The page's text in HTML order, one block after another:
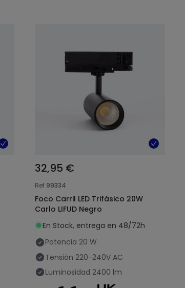
32,95 €
Ref 99334
Foco Carril LED Trifásico 20W
Carlo LIFUD Negro
En Stock, entrega en 48/72h
Potencia 20 W
Tensión 220-240V AC
Luminosidad 2400 lm